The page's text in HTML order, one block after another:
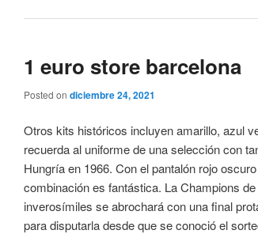
1 euro store barcelona
Posted on diciembre 24, 2021
Otros kits históricos incluyen amarillo, azul
recuerda al uniforme de una selección con
Hungría en 1966. Con el pantalón rojo
combinación es fantástica. La Champions
inverosímiles se abrochará con una final
para disputarla desde que se conoció el